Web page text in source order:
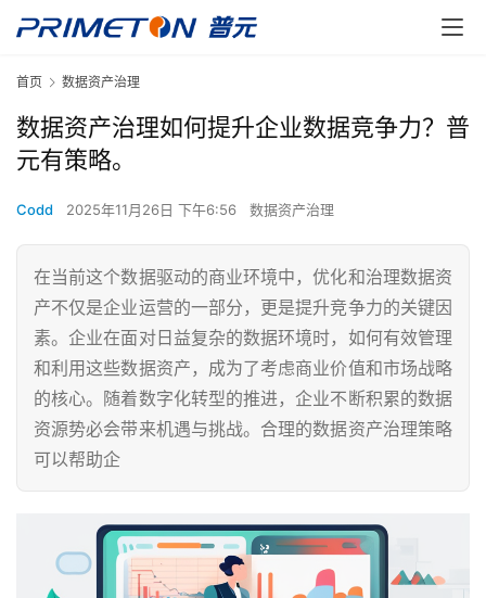
首页 数据资产治理
数据资产治理如何提升企业数据竞争力？普
元有策略。
Codd 2025年11月26日 下午6:56 数据资产治理
在当前这个数据驱动的商业环境中，优化和治理数据资
产不仅是企业运营的一部分，更是提升竞争力的关键因
素。企业在面对日益复杂的数据环境时，如何有效管理
和利用这些数据资产，成为了考虑商业价值和市场战略
的核心。随着数字化转型的推进，企业不断积累的数据
资源势必会带来机遇与挑战。合理的数据资产治理策略
可以帮助企